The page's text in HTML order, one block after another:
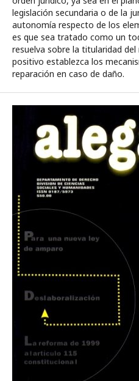
legislación secundaria o de la
autonomía respecto de los
es que sea tratado como un
resuelva sobre la titularidad
positivo establezca los
reparación en caso de daño.